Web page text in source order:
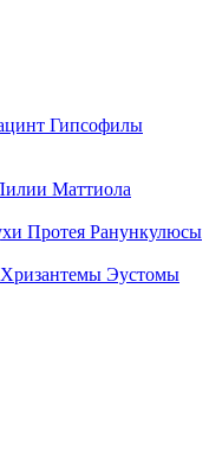
Гипсофилы
Маттиола
Протея Ранункулюсы
Хризантемы Эустомы